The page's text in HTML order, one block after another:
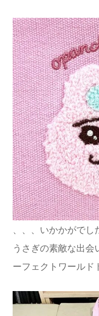
、、、いかかがでし
うさぎの素敵な出
ーフェクトワールド